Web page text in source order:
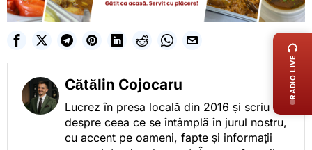
Cătălin Cojocaru
Lucrez în presa locală din 2016 și scriu
despre ceea ce se întâmplă în jurul nostru,
cu accent pe oameni, fapte și informații
LIVE
RADIO LIVE